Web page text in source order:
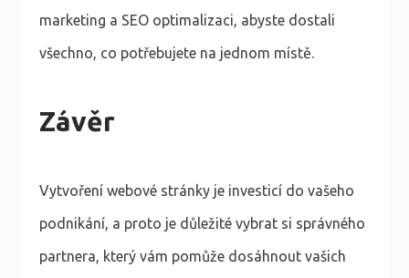
marketing a SEO optimalizaci, abyste dostali
všechno, co potřebujete na jednom místě.
Závěr
Vytvoření webové stránky je investicí do vašeho
podnikání, a proto je důležité vybrat si správného
partnera, který vám pomůže dosáhnout vašich